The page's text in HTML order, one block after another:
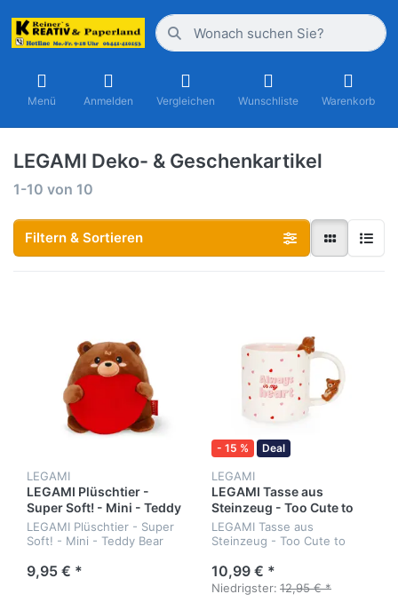
Menü Anmelden Vergleichen Wunschliste Warenkorb
LEGAMI Deko- & Geschenkartikel
1-10 von 10
Filtern & Sortieren
LEGAMI
LEGAMI Plüschtier -
Super Soft! - Mini - Teddy
Bear
LEGAMI Plüschtier - Super
Soft! - Mini - Teddy Bear
9,95 € *
- 15 % Deal
LEGAMI
LEGAMI Tasse aus
Steinzeug - Too Cute to
Handle
LEGAMI Tasse aus
Steinzeug - Too Cute to
10,99 € *
Niedrigster: 12,95 € *